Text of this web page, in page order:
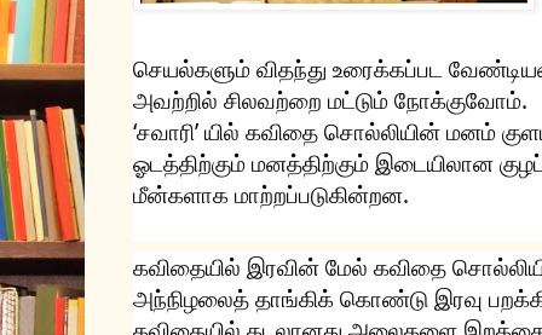
செயல்களும் விதந்து உரைக்கப்பட
அவற்றில் சிலவற்றை மட்டும் நோக்குவோம்.
‘சவாரி’ யில் கவிதை சொல்லியின் மனம்
ஓடத்திற்கும் மனத்திற்கும் இடையிலான
மீன்களாக மாற்றப்படுகின்றன.
கவிதையில் இரவின் மேல் கவிதை
அந்நிழலைத் தாங்கிக் கொண்டு இரவு